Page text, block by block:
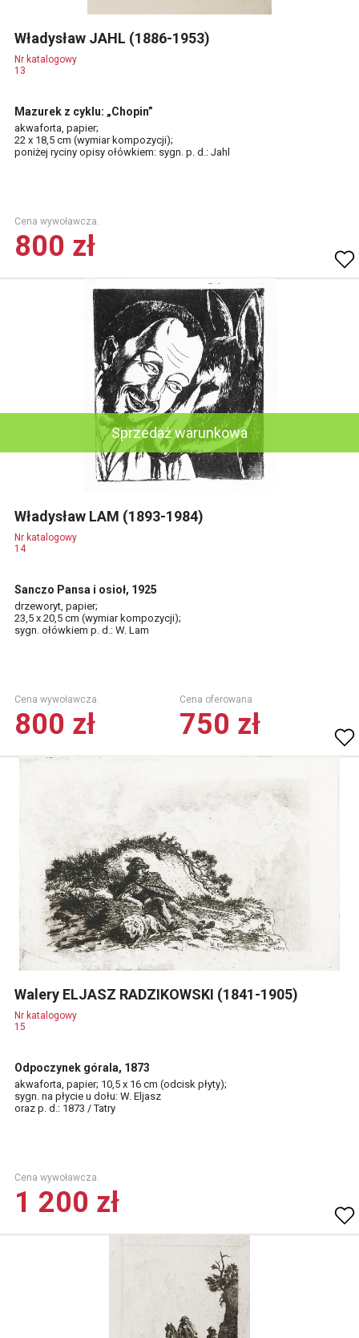
Władysław JAHL (1886-1953)
Nr katalogowy
13
Mazurek z cyklu: „Chopin”
akwaforta, papier;
22 x 18,5 cm (wymiar kompozycji);
poniżej ryciny opisy ołówkiem: sygn. p. d.: Jahl
Cena wywoławcza.
800 zł
Sprzedaż warunkowa
Władysław LAM (1893-1984)
Nr katalogowy
14
Sanczo Pansa i osioł, 1925
drzeworyt, papier;
23,5 x 20,5 cm (wymiar kompozycji);
sygn. ołówkiem p. d.: W. Lam
Cena wywoławcza.
800 zł
Cena oferowana
750 zł
Walery ELJASZ RADZIKOWSKI (1841-1905)
Nr katalogowy
15
Odpoczynek górala, 1873
akwaforta, papier; 10,5 x 16 cm (odcisk płyty);
sygn. na płycie u dołu: W. Eljasz
oraz p. d.: 1873 / Tatry
Cena wywoławcza.
1 200 zł